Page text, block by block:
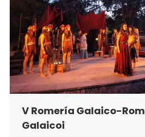
V Romería Galaico-
Galaicoi